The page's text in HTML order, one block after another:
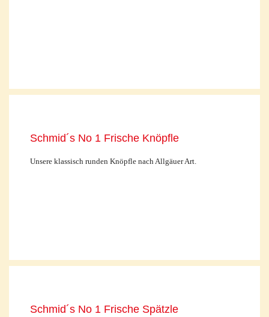
Schmid´s No 1 Frische Knöpfle
Unsere klassisch runden Knöpfle nach Allgäuer Art.
Schmid´s No 1 Frische Spätzle